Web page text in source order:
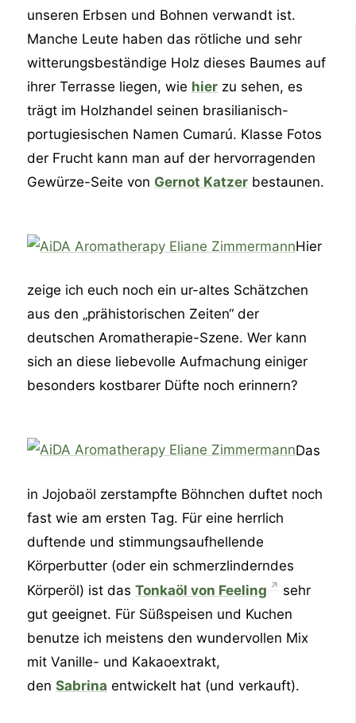
unseren Erbsen und Bohnen verwandt ist.
Manche Leute haben das rötliche und sehr
witterungsbeständige Holz dieses Baumes auf
ihrer Terrasse liegen, wie hier zu sehen, es
trägt im Holzhandel seinen brasilianisch-
portugiesischen Namen Cumarú. Klasse Fotos
der Frucht kann man auf der hervorragenden
Gewürze-Seite von Gernot Katzer bestaunen.
Hier
zeige ich euch noch ein ur-altes Schätzchen
aus den „prähistorischen Zeiten“ der
deutschen Aromatherapie-Szene. Wer kann
sich an diese liebevolle Aufmachung einiger
besonders kostbarer Düfte noch erinnern?
Das
in Jojobaöl zerstampfte Böhnchen duftet noch
fast wie am ersten Tag. Für eine herrlich
duftende und stimmungsaufhellende
Körperbutter (oder ein schmerzlinderndes
Körperöl) ist dasTonkaöl von Feeling
sehr
gut geeignet. Für Süßspeisen und Kuchen
benutze ich meistens den wundervollen Mix
mit Vanille- und Kakaoextrakt,
denSabrina entwickelt hat (und verkauft).